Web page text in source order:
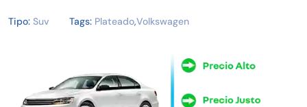
Tipo: Suv Tags: Plateado,Volkswagen